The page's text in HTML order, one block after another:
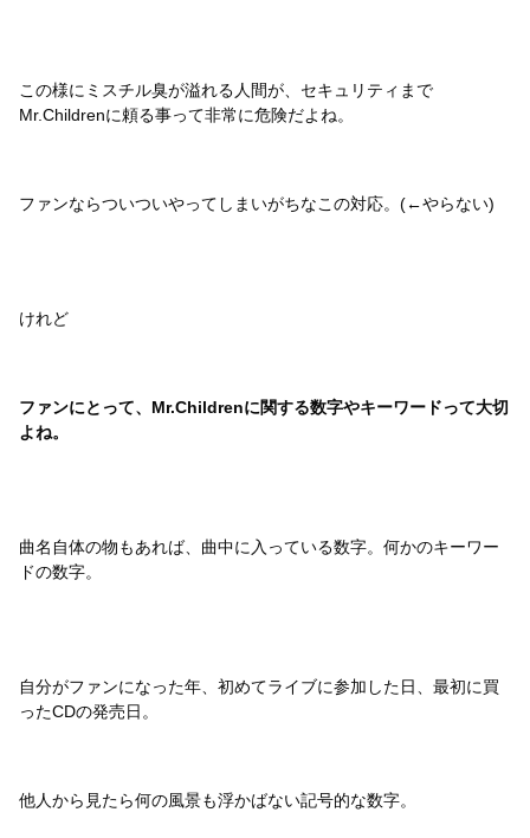
この様にミスチル臭が溢れる人間が、セキュリティまで
Mr.Childrenに頼る事って非常に危険だよね。
ファンならついついやってしまいがちなこの対応。(←やらない)
けれど
ファンにとって、Mr.Childrenに関する数字やキーワードって大切
よね。
曲名自体の物もあれば、曲中に入っている数字。何かのキーワー
ドの数字。
自分がファンになった年、初めてライブに参加した日、最初に買
ったCDの発売日。
他人から見たら何の風景も浮かばない記号的な数字。